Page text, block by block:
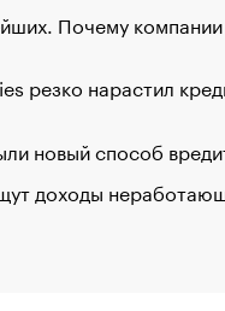
Почему
резко нарастил
новый способ
доходы